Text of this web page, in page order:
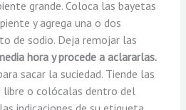
grande. Coloca las bayetas
y agrega una o dos
de sodio. Deja remojar las
hora y procede a aclararlas.
sacar la suciedad. Tiende las
libre o colócalas dentro del